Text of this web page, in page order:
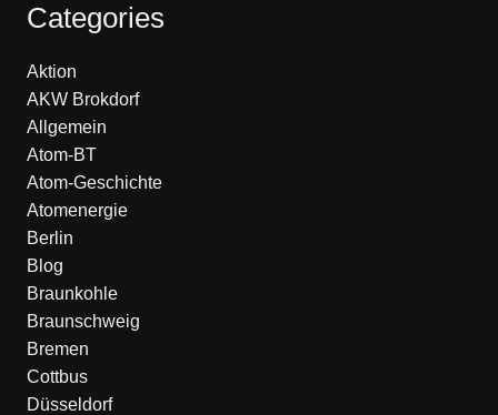
Categories
Aktion
AKW Brokdorf
Allgemein
Atom-BT
Atom-Geschichte
Atomenergie
Berlin
Blog
Braunkohle
Braunschweig
Bremen
Cottbus
Düsseldorf